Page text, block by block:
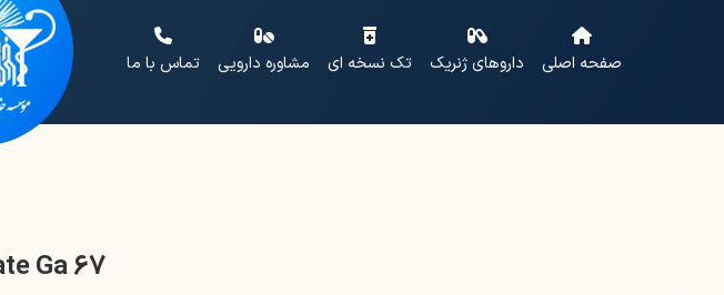
صفحه اصلی داروهای ژنریک تک نسخه ای مشاوره دارویی تماس با ما
Ga 67